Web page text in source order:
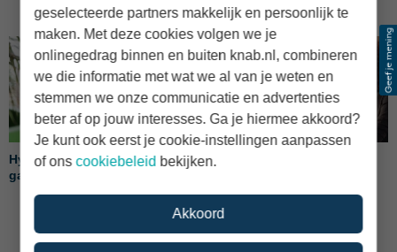
Hypotheek oversluiten: zo
gaat het in z'n werk
Extra aflossen hypotheek:
geselecteerde partners makkelijk en persoonlijk te
maken. Met deze cookies volgen we je
onlinegedrag binnen en buiten knab.nl, combineren
we die informatie met wat we al van je weten en
stemmen we onze communicatie en advertenties
beter af op jouw interesses. Ga je hiermee akkoord?
Je kunt ook eerst je cookie-instellingen aanpassen
of onscookiebeleid bekijken.
Akkoord